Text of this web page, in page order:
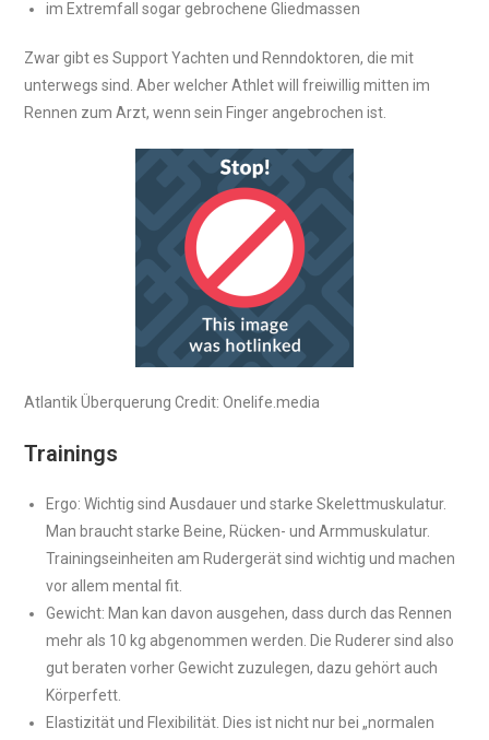
im Extremfall sogar gebrochene Gliedmassen
Zwar gibt es Support Yachten und Renndoktoren, die mit
unterwegs sind. Aber welcher Athlet will freiwillig mitten im
Rennen zum Arzt, wenn sein Finger angebrochen ist.
Atlantik Überquerung Credit: Onelife.media
Trainings
Ergo: Wichtig sind Ausdauer und starke Skelettmuskulatur.
Man braucht starke Beine, Rücken- und Armmuskulatur.
Trainingseinheiten am Rudergerät sind wichtig und machen
vor allem mental fit.
Gewicht: Man kan davon ausgehen, dass durch das Rennen
mehr als 10 kg abgenommen werden. Die Ruderer sind also
gut beraten vorher Gewicht zuzulegen, dazu gehört auch
Körperfett.
Elastizität und Flexibilität. Dies ist nicht nur bei „normalen